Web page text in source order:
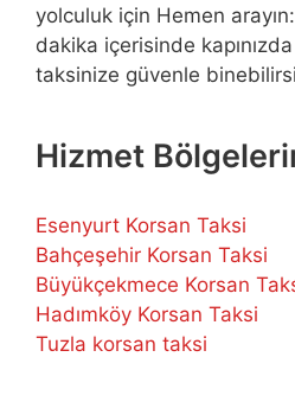
yolculuk için Hemen
dakika içerisinde
taksinize güvenle
Hizmet
Esenyurt Korsan Taksi
Bahçeşehir Korsan Taksi
Büyükçekmece Korsan
Hadımköy Korsan Taksi
Tuzla korsan taksi